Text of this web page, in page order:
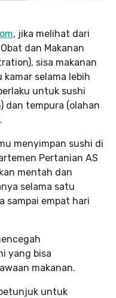
, jika melihat dari
dan Makanan
sisa makanan
selama lebih
untuk sushi
dan tempura (olahan
menyimpan sushi di
Pertanian AS
mentah dan
selama satu
sampai empat hari
yang bisa
makanan.
untuk